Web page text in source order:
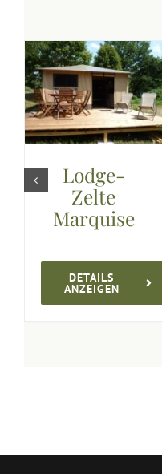
Lodge-
Zelte
Marquise
DETAILS
ANZEIGEN